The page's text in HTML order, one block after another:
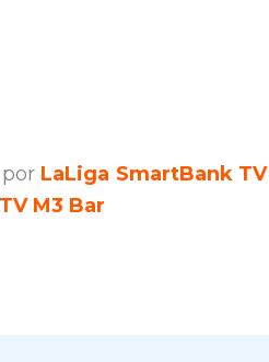
por LaLiga SmartBank TV
M3 Bar